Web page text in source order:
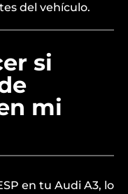
del vehículo.
si
mi
en tu Audi A3, lo